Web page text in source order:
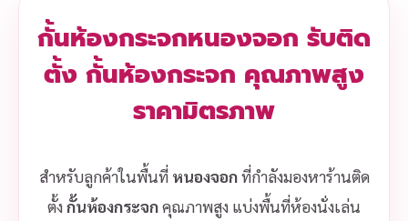
กั้นห้องกระจกหนองจอก รับติด
ตั้ง กั้นห้องกระจก คุณภาพสูง
ราคามิตรภาพ
สำหรับลูกค้าในพื้นที่ หนองจอกที่กำลังมองหาร้านติด
ตั้งกั้นห้องกระจกคุณภาพสูง แบ่งพื้นที่ห้องนั่งเล่น